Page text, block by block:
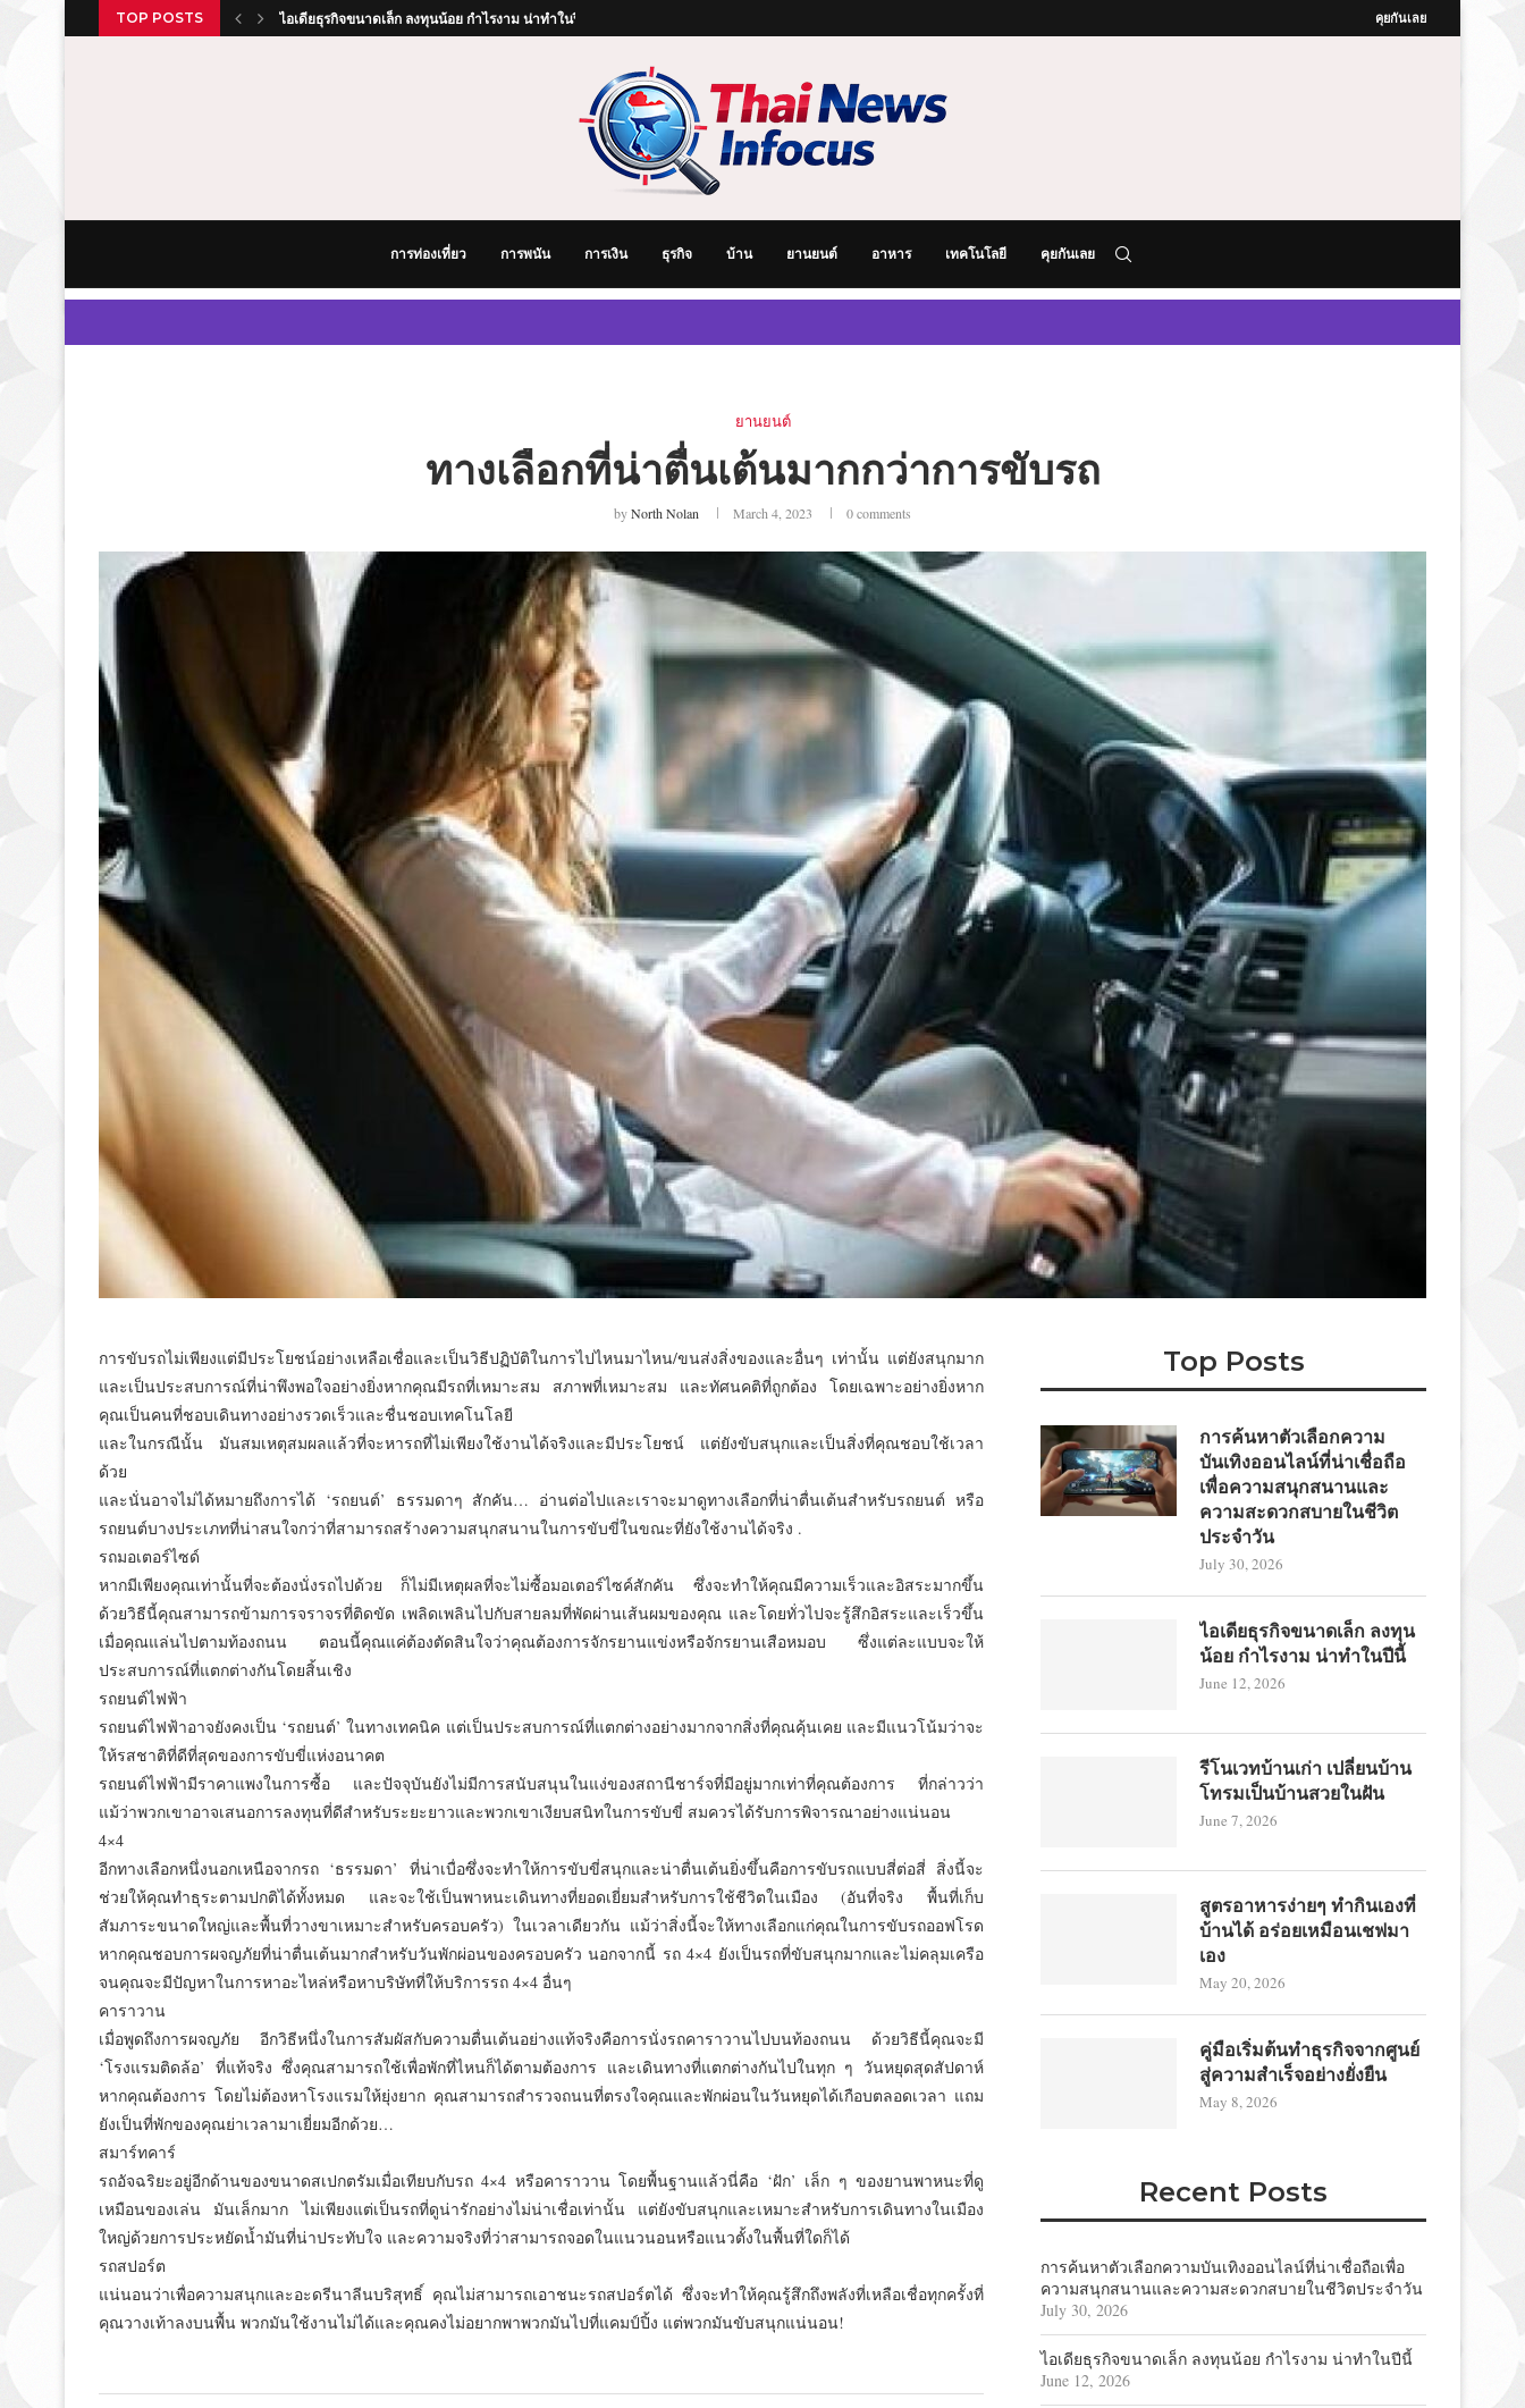
TOP POSTS ไอเดียธุรกิจขนาดเล็ก ลงทุนน้อย กำไรงาม น่าทำในปีนี้ คุยกันเลย
การท่องเที่ยว การพนัน การเงิน ธุรกิจ บ้าน ยานยนต์ อาหาร เทคโนโลยี คุยกันเลย
ยานยนต์
ทางเลือกที่น่าตื่นเต้นมากกว่าการขับรถ
byNorth Nolan March 4, 2023 0 comments
การขับรถไม่เพียงแต่มีประโยชน์อย่างเหลือเชื่อและเป็นวิธีปฏิบัติในการไปไหนมาไหน/ขนส่งสิ่งของและอื่นๆ เท่านั้น แต่ยังสนุกมาก
และเป็นประสบการณ์ที่น่าพึงพอใจอย่างยิ่งหากคุณมีรถที่เหมาะสม สภาพที่เหมาะสม และทัศนคติที่ถูกต้อง โดยเฉพาะอย่างยิ่งหาก
คุณเป็นคนที่ชอบเดินทางอย่างรวดเร็วและชื่นชอบเทคโนโลยี
และในกรณีนั้น มันสมเหตุสมผลแล้วที่จะหารถที่ไม่เพียงใช้งานได้จริงและมีประโยชน์ แต่ยังขับสนุกและเป็นสิ่งที่คุณชอบใช้เวลา
ด้วย
และนั่นอาจไม่ได้หมายถึงการได้ ‘รถยนต์’ ธรรมดาๆ สักคัน… อ่านต่อไปและเราจะมาดูทางเลือกที่น่าตื่นเต้นสำหรับรถยนต์ หรือ
รถยนต์บางประเภทที่น่าสนใจกว่าที่สามารถสร้างความสนุกสนานในการขับขี่ในขณะที่ยังใช้งานได้จริง .
รถมอเตอร์ไซด์
หากมีเพียงคุณเท่านั้นที่จะต้องนั่งรถไปด้วย ก็ไม่มีเหตุผลที่จะไม่ซื้อมอเตอร์ไซค์สักคัน ซึ่งจะทำให้คุณมีความเร็วและอิสระมากขึ้น
ด้วยวิธีนี้คุณสามารถข้ามการจราจรที่ติดขัด เพลิดเพลินไปกับสายลมที่พัดผ่านเส้นผมของคุณ และโดยทั่วไปจะรู้สึกอิสระและเร็วขึ้น
เมื่อคุณแล่นไปตามท้องถนน ตอนนี้คุณแค่ต้องตัดสินใจว่าคุณต้องการจักรยานแข่งหรือจักรยานเสือหมอบ ซึ่งแต่ละแบบจะให้
ประสบการณ์ที่แตกต่างกันโดยสิ้นเชิง
รถยนต์ไฟฟ้า
รถยนต์ไฟฟ้าอาจยังคงเป็น ‘รถยนต์’ ในทางเทคนิค แต่เป็นประสบการณ์ที่แตกต่างอย่างมากจากสิ่งที่คุณคุ้นเคย และมีแนวโน้มว่าจะ
ให้รสชาติที่ดีที่สุดของการขับขี่แห่งอนาคต
รถยนต์ไฟฟ้ามีราคาแพงในการซื้อ และปัจจุบันยังไม่มีการสนับสนุนในแง่ของสถานีชาร์จที่มีอยู่มากเท่าที่คุณต้องการ ที่กล่าวว่า
แม้ว่าพวกเขาอาจเสนอการลงทุนที่ดีสำหรับระยะยาวและพวกเขาเงียบสนิทในการขับขี่ สมควรได้รับการพิจารณาอย่างแน่นอน
4×4
อีกทางเลือกหนึ่งนอกเหนือจากรถ ‘ธรรมดา’ ที่น่าเบื่อซึ่งจะทำให้การขับขี่สนุกและน่าตื่นเต้นยิ่งขึ้นคือการขับรถแบบสี่ต่อสี่ สิ่งนี้จะ
ช่วยให้คุณทำธุระตามปกติได้ทั้งหมด และจะใช้เป็นพาหนะเดินทางที่ยอดเยี่ยมสำหรับการใช้ชีวิตในเมือง (อันที่จริง พื้นที่เก็บ
สัมภาระขนาดใหญ่และพื้นที่วางขาเหมาะสำหรับครอบครัว) ในเวลาเดียวกัน แม้ว่าสิ่งนี้จะให้ทางเลือกแก่คุณในการขับรถออฟโรด
หากคุณชอบการผจญภัยที่น่าตื่นเต้นมากสำหรับวันพักผ่อนของครอบครัว นอกจากนี้ รถ 4×4 ยังเป็นรถที่ขับสนุกมากและไม่คลุมเครือ
จนคุณจะมีปัญหาในการหาอะไหล่หรือหาบริษัทที่ให้บริการรถ 4×4 อื่นๆ
คาราวาน
เมื่อพูดถึงการผจญภัย อีกวิธีหนึ่งในการสัมผัสกับความตื่นเต้นอย่างแท้จริงคือการนั่งรถคาราวานไปบนท้องถนน ด้วยวิธีนี้คุณจะมี
‘โรงแรมติดล้อ’ ที่แท้จริง ซึ่งคุณสามารถใช้เพื่อพักที่ไหนก็ได้ตามต้องการ และเดินทางที่แตกต่างกันไปในทุก ๆ วันหยุดสุดสัปดาห์
หากคุณต้องการ โดยไม่ต้องหาโรงแรมให้ยุ่งยาก คุณสามารถสำรวจถนนที่ตรงใจคุณและพักผ่อนในวันหยุดได้เกือบตลอดเวลา แถม
ยังเป็นที่พักของคุณย่าเวลามาเยี่ยมอีกด้วย…
สมาร์ทคาร์
รถอัจฉริยะอยู่อีกด้านของขนาดสเปกตรัมเมื่อเทียบกับรถ 4×4 หรือคาราวาน โดยพื้นฐานแล้วนี่คือ ‘ฝัก’ เล็ก ๆ ของยานพาหนะที่ดู
เหมือนของเล่น มันเล็กมาก ไม่เพียงแต่เป็นรถที่ดูน่ารักอย่างไม่น่าเชื่อเท่านั้น แต่ยังขับสนุกและเหมาะสำหรับการเดินทางในเมือง
ใหญ่ด้วยการประหยัดน้ำมันที่น่าประทับใจ และความจริงที่ว่าสามารถจอดในแนวนอนหรือแนวตั้งในพื้นที่ใดก็ได้
รถสปอร์ต
แน่นอนว่าเพื่อความสนุกและอะดรีนาลีนบริสุทธิ์ คุณไม่สามารถเอาชนะรถสปอร์ตได้ ซึ่งจะทำให้คุณรู้สึกถึงพลังที่เหลือเชื่อทุกครั้งที่
คุณวางเท้าลงบนพื้น พวกมันใช้งานไม่ได้และคุณคงไม่อยากพาพวกมันไปที่แคมป์ปิ้ง แต่พวกมันขับสนุกแน่นอน!
Top Posts
การค้นหาตัวเลือกความ
บันเทิงออนไลน์ที่น่าเชื่อถือ
เพื่อความสนุกสนานและ
ความสะดวกสบายในชีวิต
ประจำวัน
July 30, 2026
ไอเดียธุรกิจขนาดเล็ก ลงทุน
น้อย กำไรงาม น่าทำในปีนี้
June 12, 2026
รีโนเวทบ้านเก่า เปลี่ยนบ้าน
โทรมเป็นบ้านสวยในฝัน
June 7, 2026
สูตรอาหารง่ายๆ ทำกินเองที่
บ้านได้ อร่อยเหมือนเชฟมา
เอง
May 20, 2026
คู่มือเริ่มต้นทำธุรกิจจากศูนย์
สู่ความสำเร็จอย่างยั่งยืน
May 8, 2026
Recent Posts
การค้นหาตัวเลือกความบันเทิงออนไลน์ที่น่าเชื่อถือเพื่อ
ความสนุกสนานและความสะดวกสบายในชีวิตประจำวัน
July 30, 2026
ไอเดียธุรกิจขนาดเล็ก ลงทุนน้อย กำไรงาม น่าทำในปีนี้
June 12, 2026